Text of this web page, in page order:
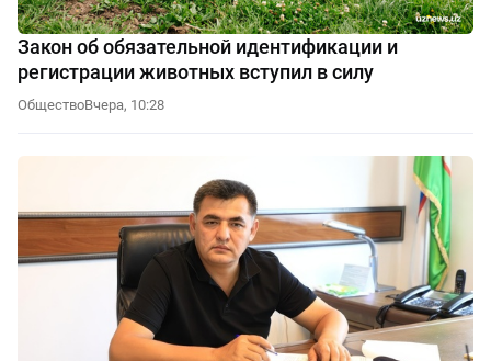
Закон об обязательной идентификации и
регистрации животных вступил в силу
ОбществоВчера, 10:28